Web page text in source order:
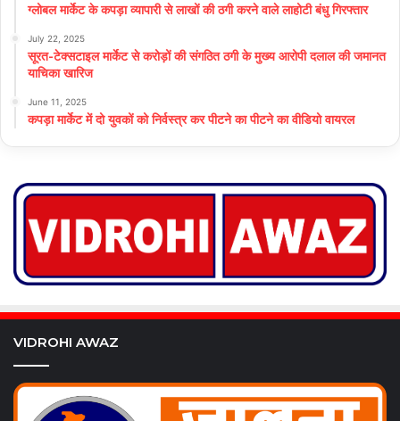
ग्लोबल मार्केट के कपड़ा व्यापारी से लाखों की ठगी करने वाले लाहोटी बंधु गिरफ्तार
July 22, 2025
सूरत-टेक्सटाइल मार्केट से करोड़ों की संगठित ठगी के मुख्य आरोपी दलाल की जमानत
याचिका खारिज
June 11, 2025
कपड़ा मार्केट में दो युवकों को निर्वस्त्र कर पीटने का पीटने का वीडियो वायरल
VIDROHI AWAZ